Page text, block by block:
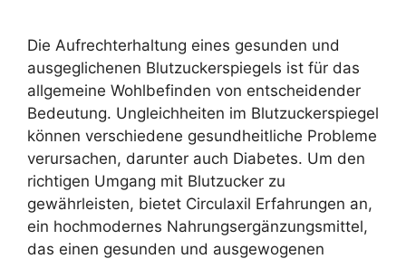
Die Aufrechterhaltung eines gesunden und
ausgeglichenen Blutzuckerspiegels ist für das
allgemeine Wohlbefinden von entscheidender
Bedeutung. Ungleichheiten im Blutzuckerspiegel
können verschiedene gesundheitliche Probleme
verursachen, darunter auch Diabetes. Um den
richtigen Umgang mit Blutzucker zu
gewährleisten, bietet Circulaxil Erfahrungen an,
ein hochmodernes Nahrungsergänzungsmittel,
das einen gesunden und ausgewogenen